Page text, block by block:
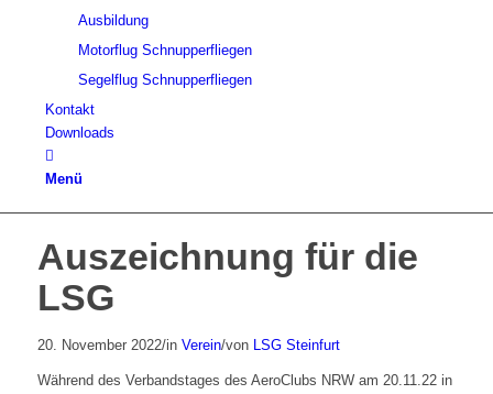
Ausbildung
Motorflug Schnupperfliegen
Segelflug Schnupperfliegen
Kontakt
Downloads
Menü
Auszeichnung für die
LSG
20. November 2022/in Verein/von LSG Steinfurt
Während des Verbandstages des AeroClubs NRW am 20.11.22 in